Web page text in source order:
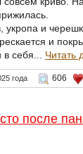
укропа и
и
себя... Читать
года 606
после